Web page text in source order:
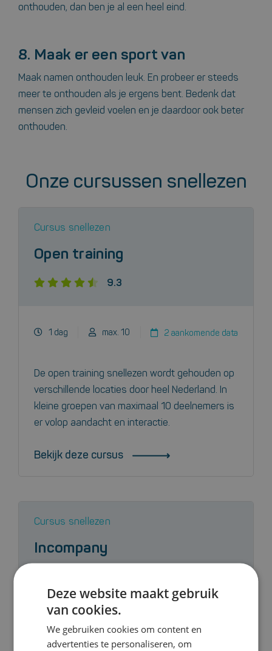
onthouden, dan ben je al een heel eind.
8. Maak er een sport van
Maak namen onthouden leuk. En probeer er steeds
meer te onthouden als je ergens bent. Bedenk dat
mensen zich gevleid voelen en je daardoor ook beter
onthouden.
Onze cursussen snellezen
Cursus snellezen
Open training
9.3
1 dag max. 10 2 aankomende data
De open training snellezen wordt gehouden op
verschillende locaties door heel Nederland. In
kleine groepen van maximaal 10 deelnemers is
er volop aandacht en interactie.
Bekijk deze cursus
Cursus snellezen
Incompany
1 dag max. 10
Deze website maakt gebruik
van cookies.
We gebruiken cookies om content en
advertenties te personaliseren, om